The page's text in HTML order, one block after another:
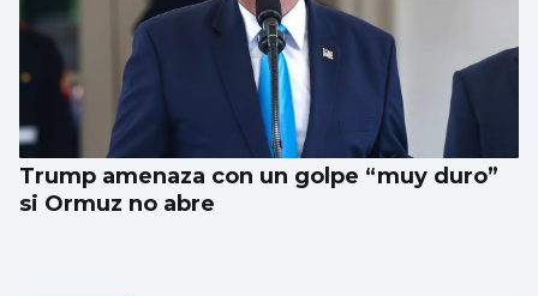
Trump amenaza con un golpe “muy duro”
si Ormuz no abre